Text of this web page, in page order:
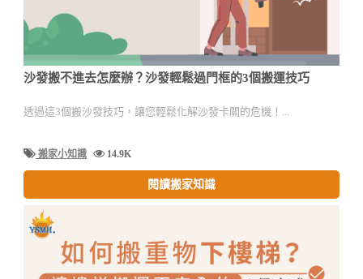
沙發搬不進去怎麼辦？沙發輕鬆過門框的3個搬運技巧
透過這3個搬沙發技巧，讓您輕鬆化解沙發卡關的危機！...
搬家小知識 14.9K
閱讀搬家知識